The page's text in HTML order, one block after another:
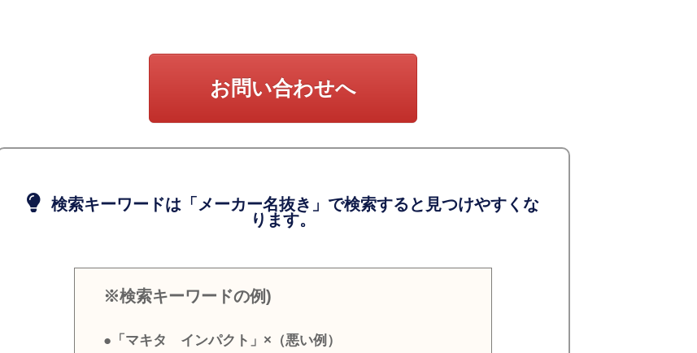
お問い合わせへ
検索キーワードは「メーカー名抜き」で検索すると見つけやすくな
ります。
※検索キーワードの例)
●「マキタ インパクト」×（悪い例）